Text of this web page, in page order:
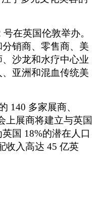
在英国伦敦举办。
销商、零售商、美
沙龙和水疗中心业
亚洲和混血传统美
140 多家展商、
上展商将建立与英国
国 18%的潜在人口
收入高达 45 亿英